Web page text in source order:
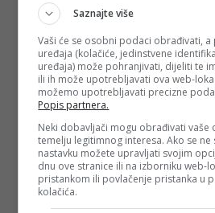
Saznajte više
Vaši će se osobni podaci obrađivati, a
uređaja (kolačiće, jedinstvene
uređaja) može pohranjivati, dijeliti te
ili ih može upotrebljavati ova web-
možemo upotrebljavati precizne
Popis partnera.
Neki dobavljači mogu obrađivati vaše
temelju legitimnog interesa. Ako se ne
nastavku možete upravljati svojim
dnu ove stranice ili na izborniku web-
pristankom ili povlačenje pristanka u
kolačića.